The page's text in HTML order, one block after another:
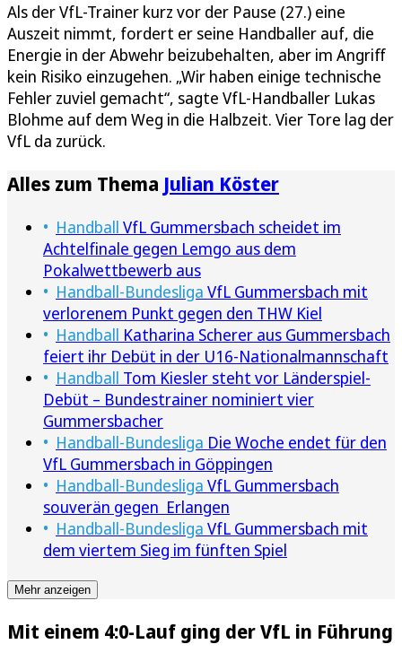
Als der VfL-Trainer kurz vor der Pause (27.) eine
Auszeit nimmt, fordert er seine Handballer auf, die
Energie in der Abwehr beizubehalten, aber im Angriff
kein Risiko einzugehen. „Wir haben einige technische
Fehler zuviel gemacht“, sagte VfL-Handballer Lukas
Blohme auf dem Weg in die Halbzeit. Vier Tore lag der
VfL da zurück.
Alles zum Thema Julian Köster
Handball VfL Gummersbach scheidet im
Achtelfinale gegen Lemgo aus dem
Pokalwettbewerb aus
Handball-Bundesliga VfL Gummersbach mit
verlorenem Punkt gegen den THW Kiel
Handball Katharina Scherer aus Gummersbach
feiert ihr Debüt in der U16-Nationalmannschaft
Handball Tom Kiesler steht vor Länderspiel-
Debüt – Bundestrainer nominiert vier
Gummersbacher
Handball-Bundesliga Die Woche endet für den
VfL Gummersbach in Göppingen
Handball-Bundesliga VfL Gummersbach
souverän gegen Erlangen
Handball-Bundesliga VfL Gummersbach mit
dem viertem Sieg im fünften Spiel
Mehr anzeigen
Mit einem 4:0-Lauf ging der VfL in Führung